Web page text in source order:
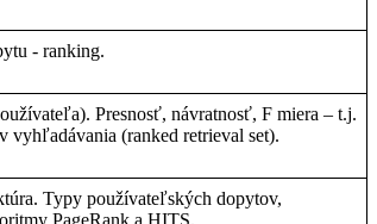
- ranking.
).Presnosť,návratnosť, Fmiera –t.j.
vyhľadávania (ranked retrieval set).
.Typy používateľských dopytov,